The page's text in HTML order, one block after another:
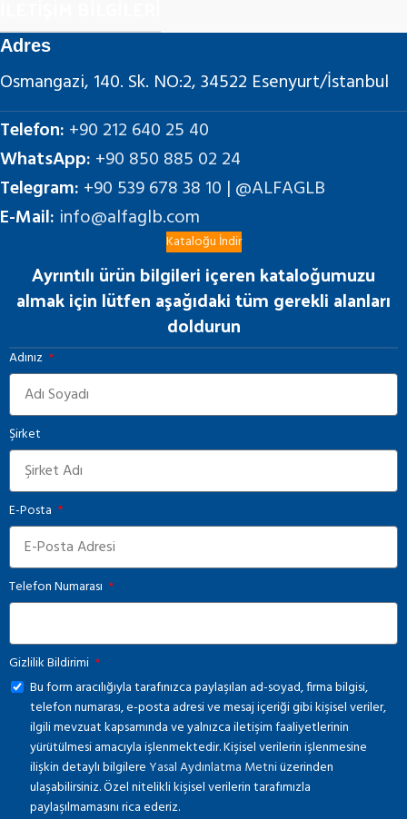
Adres
Osmangazi, 140. Sk. NO:2, 34522 Esenyurt/İstanbul
Telefon: +90 212 640 25 40
WhatsApp: +90 850 885 02 24
Telegram: +90 539 678 38 10 | @ALFAGLB
E-Mail: info@alfaglb.com
Kataloğu İndir
Ayrıntılı ürün bilgileri içeren kataloğumuzu
almak için lütfen aşağıdaki tüm gerekli alanları
doldurun
Adınız
Şirket
E-Posta
Telefon Numarası
Gizlilik Bildirimi
Bu form aracılığıyla tarafınızca paylaşılan ad-soyad, firma bilgisi,
telefon numarası, e-posta adresi ve mesaj içeriği gibi kişisel veriler,
ilgili mevzuat kapsamında ve yalnızca iletişim faaliyetlerinin
yürütülmesi amacıyla işlenmektedir. Kişisel verilerin işlenmesine
ilişkin detaylı bilgilereYasal Aydınlatma Metniüzerinden
ulaşabilirsiniz. Özel nitelikli kişisel verilerin tarafımızla
paylaşılmamasını rica ederiz.